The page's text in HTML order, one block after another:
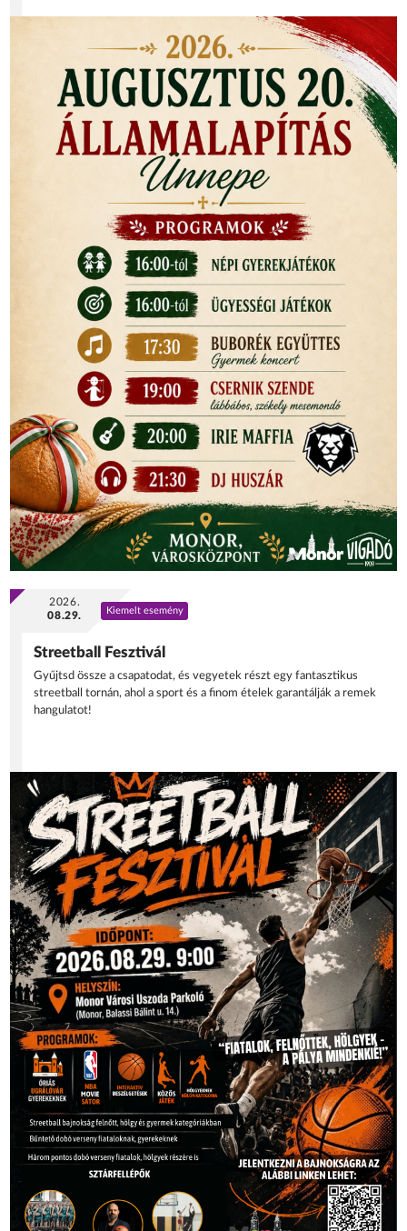
2026.
08.29.
Kiemelt esemény
Streetball Fesztivál
Gyűjtsd össze a csapatodat, és vegyetek részt egy fantasztikus
streetball tornán, ahol a sport és a finom ételek garantálják a remek
hangulatot!